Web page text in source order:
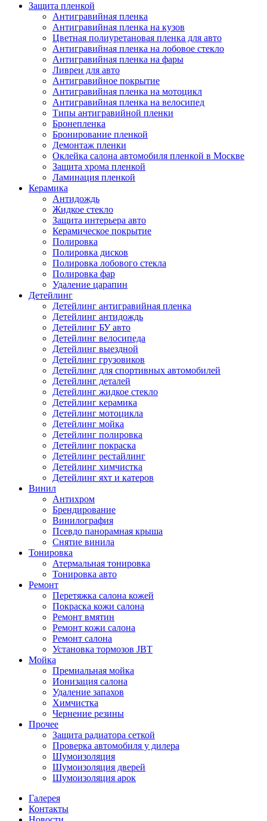
Защита пленкой
Антигравийная пленка
Антигравийная пленка на кузов
Цветная полиуретановая пленка для авто
Антигравийная пленка на лобовое стекло
Антигравийная пленка на фары
Ливреи для авто
Антигравийное покрытие
Антигравийная пленка на мотоцикл
Антигравийная пленка на велосипед
Типы антигравийной пленки
Бронепленка
Бронирование пленкой
Демонтаж пленки
Оклейка салона автомобиля пленкой в Москве
Защита хрома пленкой
Ламинация пленкой
Керамика
Антидождь
Жидкое стекло
Защита интерьера авто
Керамическое покрытие
Полировка
Полировка дисков
Полировка лобового стекла
Полировка фар
Удаление царапин
Детейлинг
Детейлинг антигравийная пленка
Детейлинг антидождь
Детейлинг БУ авто
Детейлинг велосипеда
Детейлинг выездной
Детейлинг грузовиков
Детейлинг для спортивных автомобилей
Детейлинг деталей
Детейлинг жидкое стекло
Детейлинг керамика
Детейлинг мотоцикла
Детейлинг мойка
Детейлинг полировка
Детейлинг покраска
Детейлинг рестайлинг
Детейлинг химчистка
Детейлинг яхт и катеров
Винил
Антихром
Брендирование
Винилография
Псевдо панорамная крыша
Снятие винила
Тонировка
Атермальная тонировка
Тонировка авто
Ремонт
Перетяжка салона кожей
Покраска кожи салона
Ремонт вмятин
Ремонт кожи салона
Ремонт салона
Установка тормозов JBT
Мойка
Премиальная мойка
Ионизация салона
Удаление запахов
Химчистка
Чернение резины
Прочее
Защита радиатора сеткой
Проверка автомобиля у дилера
Шумоизоляция
Шумоизоляция дверей
Шумоизоляция арок
Галерея
Контакты